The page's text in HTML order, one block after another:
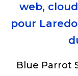
web,
pour
Blue Parrot